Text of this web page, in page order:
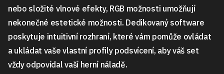
nebo složité vlnové efekty, RGB možnosti umožňují
nekonečné estetické možnosti. Dedikovaný software
poskytuje intuitivní rozhraní, které vám pomůže ovládat
a ukládat vaše vlastní profily podsvícení, aby váš set
vždy odpovídal vaší herní náladě.